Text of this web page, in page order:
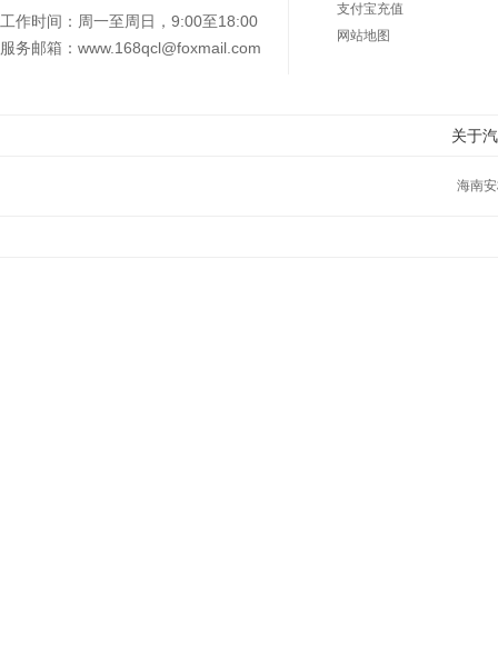
工作时间：周一至周日，9:00至18:00
服务邮箱：www.168qcl@foxmail.com
支付宝充值
网站地图
关于
海南